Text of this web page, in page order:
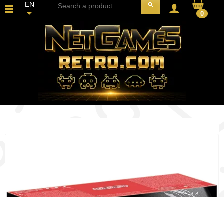
EN
search
0